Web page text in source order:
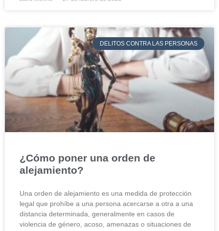
DELITOS CONTRA LAS PERSONAS
¿Cómo poner una orden de
alejamiento?
Una orden de alejamiento es una medida de protección
legal que prohíbe a una persona acercarse a otra a una
distancia determinada, generalmente en casos de
violencia de género, acoso, amenazas o situaciones de